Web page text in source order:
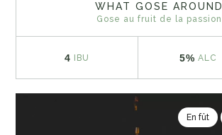
WHAT GOSE AROUND
Gose au fruit de la passion
4 IBU 5% ALC
En fût